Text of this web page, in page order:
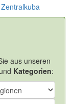
Zentralkuba
aus unseren
und Kategorien: